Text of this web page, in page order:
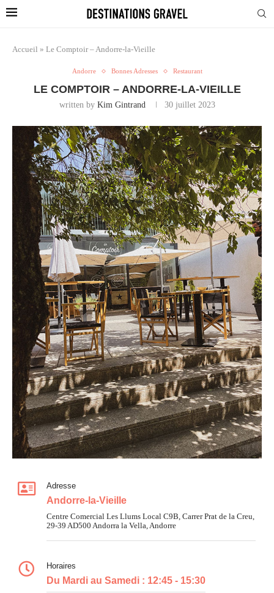
Accueil » Le Comptoir – Andorre-la-Vieille
Andorre Bonnes Adresses Restaurant
LE COMPTOIR – ANDORRE-LA-VIEILLE
written by Kim Gintrand 30 juillet 2023
Adresse
Andorre-la-Vieille
Centre Comercial Les Llums Local C9B, Carrer Prat de la Creu,
29-39 AD500 Andorra la Vella, Andorre
Horaires
Du Mardi au Samedi : 12:45 - 15:30